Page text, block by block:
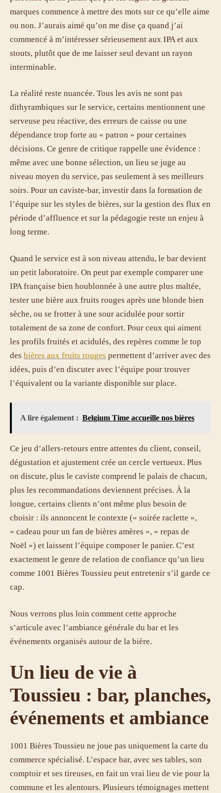
marques commence à mettre des mots sur ce qu’elle aime
ou non. J’aurais aimé qu’on me dise ça quand j’ai
commencé à m’intéresser sérieusement aux IPA et aux
stouts, plutôt que de me laisser seul devant un rayon
interminable.
La réalité reste nuancée. Tous les avis ne sont pas
dithyrambiques sur le service, certains mentionnent une
serveuse peu réactive, des erreurs de caisse ou une
dépendance trop forte au « patron » pour certaines
décisions. Ce genre de critique rappelle une évidence :
même avec une bonne sélection, un lieu se juge au
niveau moyen du service, pas seulement à ses meilleurs
soirs. Pour un caviste-bar, investir dans la formation de
l’équipe sur les styles de bières, sur la gestion des flux en
période d’affluence et sur la pédagogie reste un enjeu à
long terme.
Quand le service est à son niveau attendu, le bar devient
un petit laboratoire. On peut par exemple comparer une
IPA française bien houblonnée à une autre plus maltée,
tester une bière aux fruits rouges après une blonde bien
sèche, ou se frotter à une sour acidulée pour sortir
totalement de sa zone de confort. Pour ceux qui aiment
les profils fruités et acidulés, des repères comme le top
des bières aux fruits rouges permettent d’arriver avec des
idées, puis d’en discuter avec l’équipe pour trouver
l’équivalent ou la variante disponible sur place.
A lire également : Belgium Time accueille nos bières
Ce jeu d’allers-retours entre attentes du client, conseil,
dégustation et ajustement crée un cercle vertueux. Plus
on discute, plus le caviste comprend le palais de chacun,
plus les recommandations deviennent précises. À la
longue, certains clients n’ont même plus besoin de
choisir : ils annoncent le contexte (« soirée raclette »,
« cadeau pour un fan de bières amères », « repas de
Noël ») et laissent l’équipe composer le panier. C’est
exactement le genre de relation de confiance qu’un lieu
comme 1001 Bières Toussieu peut entretenir s’il garde ce
cap.
Nous verrons plus loin comment cette approche
s’articule avec l’ambiance générale du bar et les
événements organisés autour de la bière.
Un lieu de vie à
Toussieu : bar, planches,
événements et ambiance
1001 Bières Toussieu ne joue pas uniquement la carte du
commerce spécialisé. L’espace bar, avec ses tables, son
comptoir et ses tireuses, en fait un vrai lieu de vie pour la
commune et les alentours. Plusieurs témoignages mettent